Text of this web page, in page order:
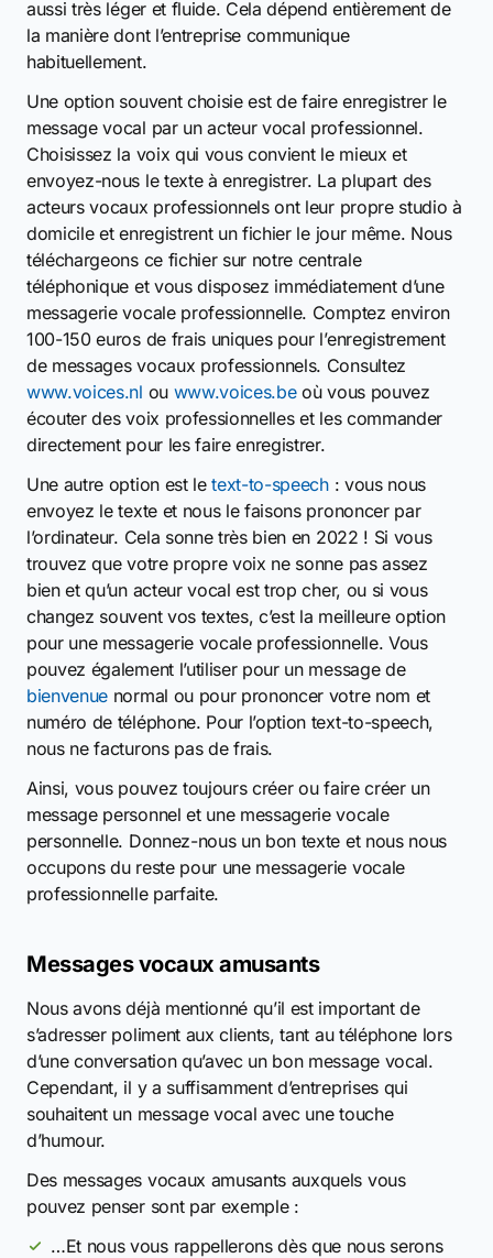
aussi très léger et fluide. Cela dépend entièrement de
la manière dont l’entreprise communique
habituellement.
Une option souvent choisie est de faire enregistrer le
message vocal par un acteur vocal professionnel.
Choisissez la voix qui vous convient le mieux et
envoyez-nous le texte à enregistrer. La plupart des
acteurs vocaux professionnels ont leur propre studio à
domicile et enregistrent un fichier le jour même. Nous
téléchargeons ce fichier sur notre centrale
téléphonique et vous disposez immédiatement d’une
messagerie vocale professionnelle. Comptez environ
100-150 euros de frais uniques pour l’enregistrement
de messages vocaux professionnels. Consultez
www.voices.nl ou www.voices.beoù vous pouvez
écouter des voix professionnelles et les commander
directement pour les faire enregistrer.
Une autre option est letext-to-speech: vous nous
envoyez le texte et nous le faisons prononcer par
l’ordinateur. Cela sonne très bien en 2022 ! Si vous
trouvez que votre propre voix ne sonne pas assez
bien et qu’un acteur vocal est trop cher, ou si vous
changez souvent vos textes, c’est la meilleure option
pour une messagerie vocale professionnelle. Vous
pouvez également l’utiliser pour un message de
bienvenue normal ou pour prononcer votre nom et
numéro de téléphone. Pour l’option text-to-speech,
nous ne facturons pas de frais.
Ainsi, vous pouvez toujours créer ou faire créer un
message personnel et une messagerie vocale
personnelle. Donnez-nous un bon texte et nous nous
occupons du reste pour une messagerie vocale
professionnelle parfaite.
Messages vocaux amusants
Nous avons déjà mentionné qu’il est important de
s’adresser poliment aux clients, tant au téléphone lors
d’une conversation qu’avec un bon message vocal.
Cependant, il y a suffisamment d’entreprises qui
souhaitent un message vocal avec une touche
d’humour.
Des messages vocaux amusants auxquels vous
pouvez penser sont par exemple :
…Et nous vous rappellerons dès que nous serons